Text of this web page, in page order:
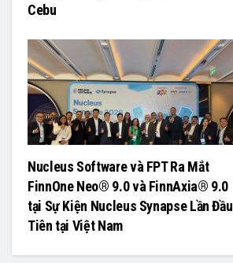
Cebu
Nucleus Software và FPT Ra Mắt
FinnOne Neo® 9.0 và FinnAxia® 9.0
tại Sự Kiện Nucleus Synapse Lần Đầu
Tiên tại Việt Nam